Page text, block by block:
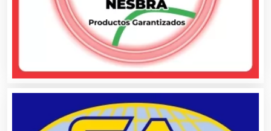
Asesores Técnicos
Asesoría Fiscal
Asilos